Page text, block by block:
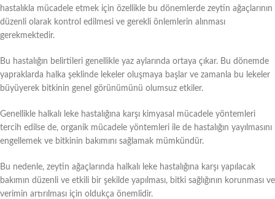
hastalıkla mücadele etmek için özellikle bu dönemlerde zeytin ağaçlarının
düzenli olarak kontrol edilmesi ve gerekli önlemlerin alınması
gerekmektedir.
Bu hastalığın belirtileri genellikle yaz aylarında ortaya çıkar. Bu dönemde
yapraklarda halka şeklinde lekeler oluşmaya başlar ve zamanla bu lekeler
büyüyerek bitkinin genel görünümünü olumsuz etkiler.
Genellikle halkalı leke hastalığına karşı kimyasal mücadele yöntemleri
tercih edilse de, organik mücadele yöntemleri ile de hastalığın yayılmasını
engellemek ve bitkinin bakımını sağlamak mümkündür.
Bu nedenle, zeytin ağaçlarında halkalı leke hastalığına karşı yapılacak
bakımın düzenli ve etkili bir şekilde yapılması, bitki sağlığının korunması ve
verimin artırılması için oldukça önemlidir.